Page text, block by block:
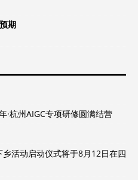
期
·杭州AIGC专项研修圆满结营
活动启动仪式将于8月12日在四